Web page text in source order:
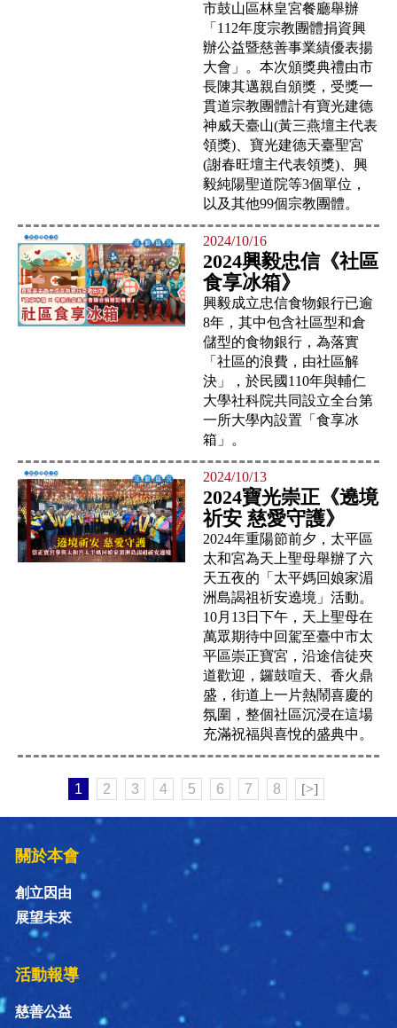
市鼓山區林皇宮餐廳舉辦
「112年度宗教團體捐資興
辦公益暨慈善事業績優表揚
大會」。本次頒獎典禮由市
長陳其邁親自頒獎，受獎一
貫道宗教團體計有寶光建德
神威天臺山(黃三燕壇主代表
領獎)、寶光建德天臺聖宮
(謝春旺壇主代表領獎)、興
毅純陽聖道院等3個單位，
以及其他99個宗教團體。
2024/10/16
2024興毅忠信《社區
食享冰箱》
興毅成立忠信食物銀行已逾
8年，其中包含社區型和倉
儲型的食物銀行，為落實
「社區的浪費，由社區解
決」，於民國110年與輔仁
大學社科院共同設立全台第
一所大學內設置「食享冰
箱」。
2024/10/13
2024寶光崇正《遶境
祈安 慈愛守護》
2024年重陽節前夕，太平區
太和宮為天上聖母舉辦了六
天五夜的「太平媽回娘家湄
洲島謁祖祈安遶境」活動。
10月13日下午，天上聖母在
萬眾期待中回駕至臺中市太
平區崇正寶宮，沿途信徒夾
道歡迎，鑼鼓喧天、香火鼎
盛，街道上一片熱鬧喜慶的
氛圍，整個社區沉浸在這場
充滿祝福與喜悅的盛典中。
1 2 3 4 5 6 7 8 [>]
關於本會
創立因由
展望未來
活動報導
慈善公益